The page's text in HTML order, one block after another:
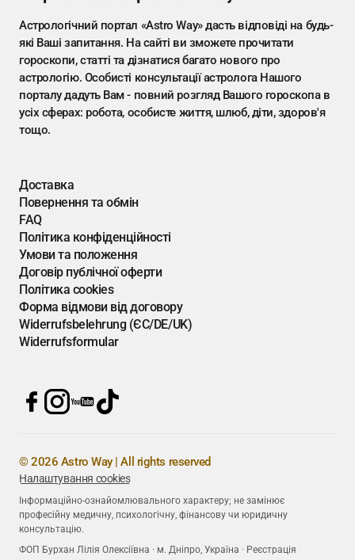
Астрологічний портал «Astro Way» дасть відповіді на будь-
які Ваші запитання. На сайті ви зможете прочитати
гороскопи, статті та дізнатися багато нового про
астрологію. Особисті консультації астролога Нашого
порталу дадуть Вам - повний розгляд Вашого гороскопа в
усіх сферах: робота, особисте життя, шлюб, діти, здоров'я
тощо.
Доставка
Повернення та обмін
FAQ
Політика конфіденційності
Умови та положення
Договір публічної оферти
Політика cookies
Форма відмови від договору
Widerrufsbelehrung (ЄС/DE/UK)
Widerrufsformular
© 2026 Astro Way | All rights reserved
Налаштування cookies
Інформаційно-ознайомлювального характеру; не замінює
професійну медичну, психологічну, фінансову чи юридичну
консультацію.
ФОП Бурхан Лілія Олексіївна · м. Дніпро, Україна · Реєстрація